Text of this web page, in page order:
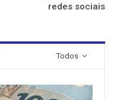
redes sociais
Todos